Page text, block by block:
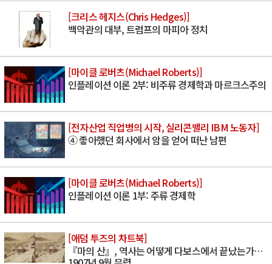
[크리스 헤지스(Chris Hedges)]
백악관의 대부, 트럼프의 마피아 정치
[마이클 로버츠(Michael Roberts)]
인플레이션 이론 2부: 비주류 경제학과 마르크스주의
[전자산업 직업병의 시작, 실리콘밸리 IBM 노동자]
④ 좋아했던 회사에서 암을 얻어 떠난 남편
[마이클 로버츠(Michael Roberts)]
인플레이션 이론 1부: 주류 경제학
[애덤 투즈의 차트북]
『마의 산』, 역사는 어떻게 다보스에서 끝났는가…